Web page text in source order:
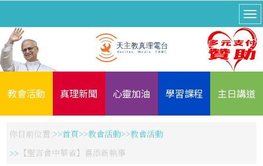
教會活動 真理新聞 心靈加油 學習課程 主日講道
你目前位置: 首頁 教會活動
教會活動
【聖言會中華省】喜添新執事